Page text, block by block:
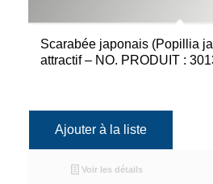
Scarabée japonais (Popillia
attractif – NO. PRODUIT :
Ajouter à la liste
Voir les détails